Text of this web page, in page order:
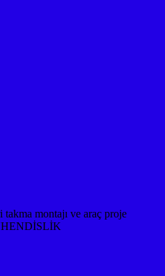
montajı ve araç proje